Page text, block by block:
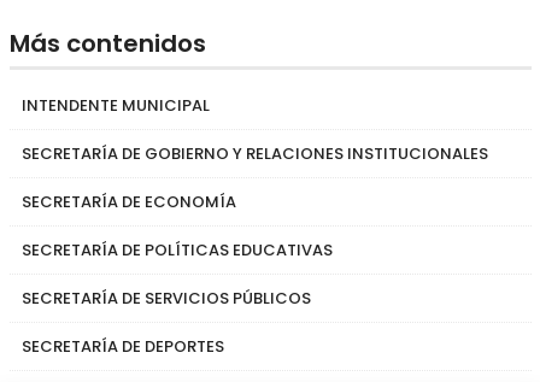
Más contenidos
INTENDENTE MUNICIPAL
SECRETARÍA DE GOBIERNO Y RELACIONES INSTITUCIONALES
SECRETARÍA DE ECONOMÍA
SECRETARÍA DE POLÍTICAS EDUCATIVAS
SECRETARÍA DE SERVICIOS PÚBLICOS
SECRETARÍA DE DEPORTES